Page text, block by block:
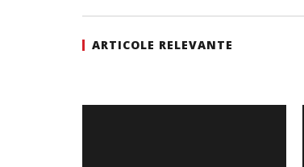
ARTICOLE RELEVANTE